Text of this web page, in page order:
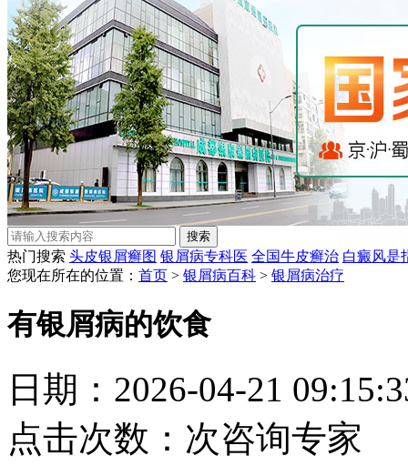
热门搜索 头皮银屑癣图 银屑病专科医 全国牛皮癣治 白癜风是
您现在所在的位置： 首页 > 银屑病百科 > 银屑病治疗
有银屑病的饮食
日期：2026-04-21
点击次数： 次咨询专家